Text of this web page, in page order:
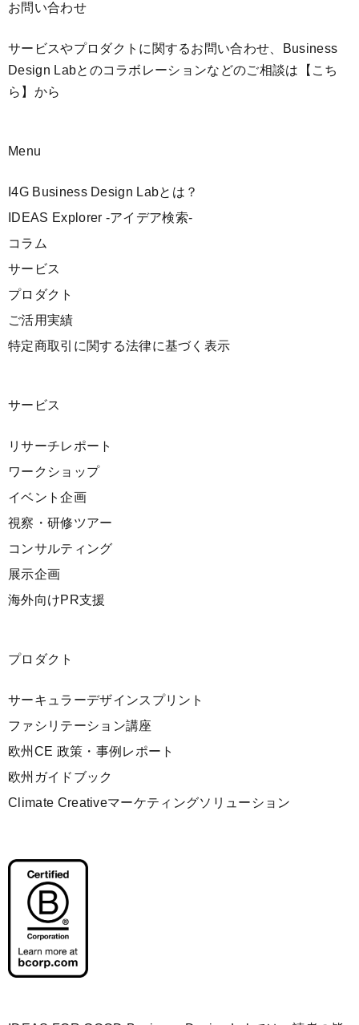
お問い合わせ
サービスやプロダクトに関するお問い合わせ、Business
Design Labとのコラボレーションなどのご相談は 【こち
ら】 から
Menu
I4G Business Design Labとは？
IDEAS Explorer -アイデア検索-
コラム
サービス
プロダクト
ご活用実績
特定商取引に関する法律に基づく表示
サービス
リサーチレポート
ワークショップ
イベント企画
視察・研修ツアー
コンサルティング
展示企画
海外向けPR支援
プロダクト
サーキュラーデザインスプリント
ファシリテーション講座
欧州CE 政策・事例レポート
欧州ガイドブック
Climate Creativeマーケティングソリューション